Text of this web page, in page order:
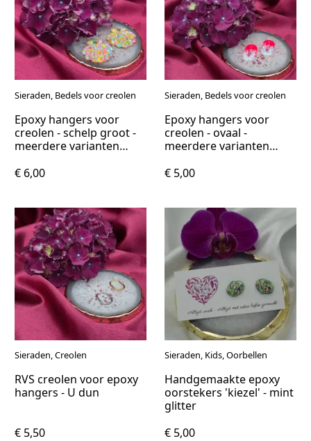
Sieraden, Bedels voor creolen
Epoxy hangers voor
creolen - schelp groot -
meerdere varianten
€ 6,00
Sieraden, Bedels voor creolen
Epoxy hangers voor
creolen - ovaal -
meerdere varianten
€ 5,00
Sieraden, Creolen
RVS creolen voor epoxy
hangers - U dun
€ 5,50
Sieraden, Kids, Oorbellen
Handgemaakte epoxy
oorstekers 'kiezel' - mint
glitter
€ 5,00